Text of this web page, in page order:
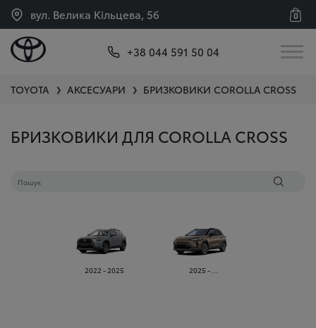
вул. Велика Кільцева, 56 0
+38 044 591 50 04
TOYOTA ❯ АКСЕСУАРИ ❯ БРИЗКОВИКИ COROLLA CROSS
БРИЗКОВИКИ ДЛЯ COROLLA CROSS
2022 - 2025 2025 - ...